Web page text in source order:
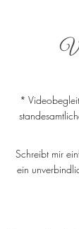
*
Schreibt mir
ein